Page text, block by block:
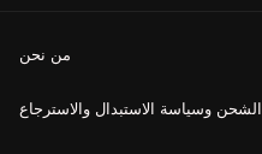
من نحن
الشحن وسياسة الاستبدال والاسترجاع